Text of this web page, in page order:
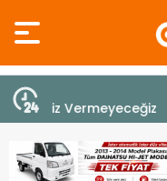
ÜSTEL: